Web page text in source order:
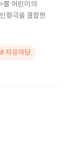
를 어린이의
형극을 결합한
# 자유마당